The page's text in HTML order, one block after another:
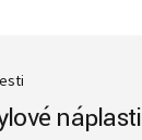
náplasti